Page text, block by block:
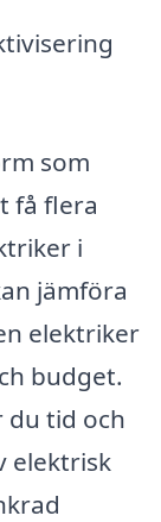
som
få flera
i
jämföra
elektriker
budget.
du tid och
elektrisk